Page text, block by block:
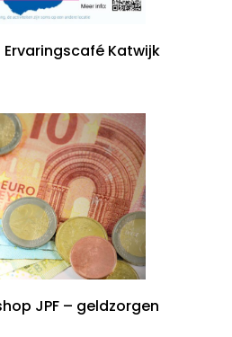
Ervaringscafé Katwijk
JPF – geldzorgen